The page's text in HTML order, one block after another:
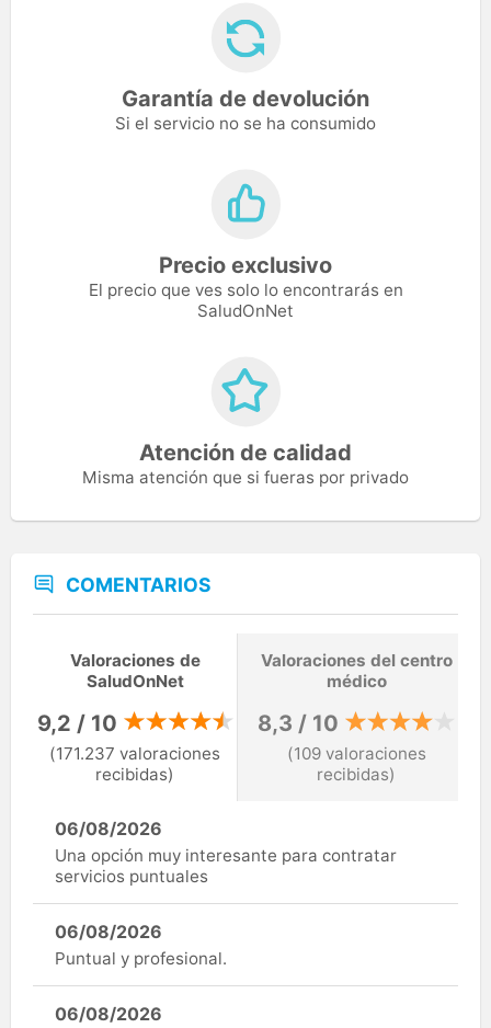
Garantía de devolución
Si el servicio no se ha consumido
Precio exclusivo
El precio que ves solo lo encontrarás en
SaludOnNet
Atención de calidad
Misma atención que si fueras por privado
COMENTARIOS
Valoraciones de
SaludOnNet
9,2 / 10
(171.237 valoraciones
recibidas)
Valoraciones del centro
médico
8,3 / 10
(109 valoraciones
recibidas)
06/08/2026
Una opción muy interesante para contratar
servicios puntuales
06/08/2026
Puntual y profesional.
06/08/2026